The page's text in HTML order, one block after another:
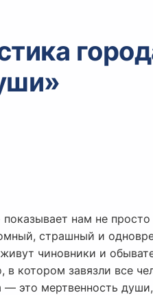
нам не
страшный и
чиновники и
котором завязли все
это мертвенность